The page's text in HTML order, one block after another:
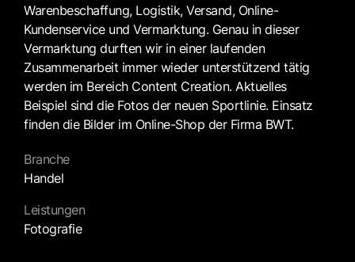
Branche
Handel
Leistungen
Fotografie
Warenbeschaffung, Logistik, Versand, Online-
Kundenservice und Vermarktung. Genau in dieser
Vermarktung durften wir in einer laufenden
Zusammenarbeit immer wieder unterstützend tätig
werden im Bereich Content Creation. Aktuelles
Beispiel sind die Fotos der neuen Sportlinie. Einsatz
finden die Bilder im Online-Shop der Firma BWT.